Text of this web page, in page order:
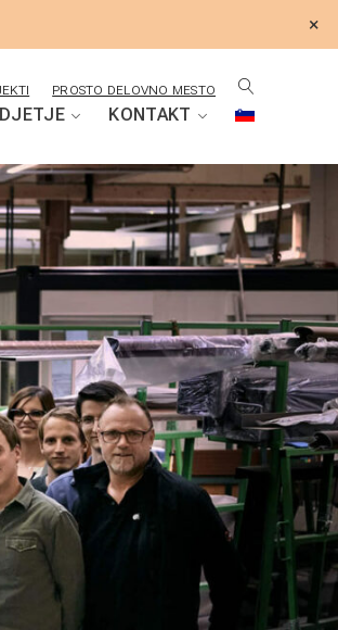
×
PROSTO DELOVNO MESTO
KONTAKT